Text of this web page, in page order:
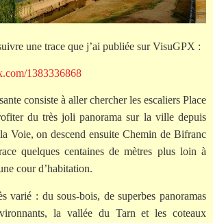
une trace que j’ai publiée sur VisuGPX :
1383336868
consiste à aller chercher les escaliers Place
du très joli panorama sur la ville depuis
Voie, on descend ensuite Chemin de Bifranc
quelques centaines de mètres plus loin à
cour d’habitation.
varié : du sous-bois, de superbes panoramas
la vallée du Tarn et les coteaux